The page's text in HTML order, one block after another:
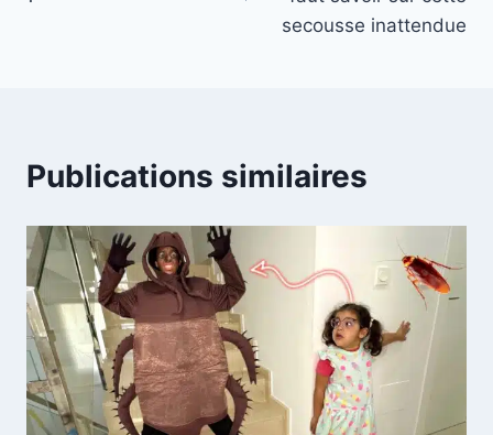
secousse inattendue
Publications similaires